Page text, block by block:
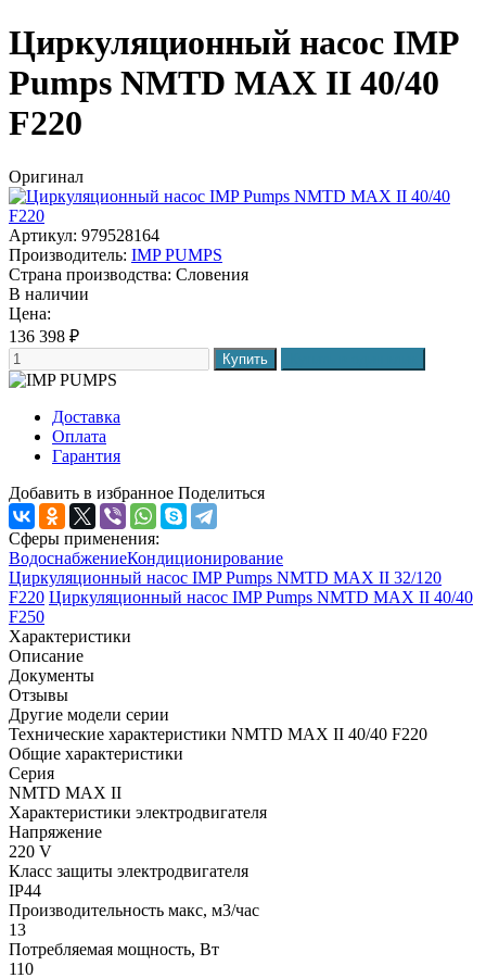
Циркуляционный насос IMP
Pumps NMTD MAX II 40/40
F220
Оригинал
Артикул: 979528164
Производитель: IMP PUMPS
Страна производства: Словения
В наличии
Цена:
136 398 ₽
Доставка
Оплата
Гарантия
Добавить в избранное Поделиться
Сферы применения:
ВодоснабжениеКондиционирование
Циркуляционный насос IMP Pumps NMTD MAX II 32/120
F220 Циркуляционный насос IMP Pumps NMTD MAX II 40/40
F250
Характеристики
Описание
Документы
Отзывы
Другие модели серии
Технические характеристики NMTD MAX II 40/40 F220
Общие характеристики
Серия
NMTD MAX II
Характеристики электродвигателя
Напряжение
220 V
Класс защиты электродвигателя
IP44
Производительность макс, м3/час
13
Потребляемая мощность, Вт
110